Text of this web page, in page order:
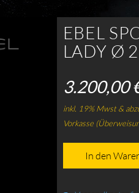
EBEL
LADY Ø
3.200,00
inkl. 19% Mwst &
Vorkasse
In den